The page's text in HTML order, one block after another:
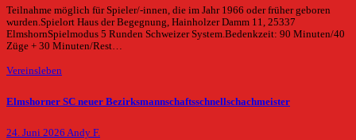
Teilnahme möglich für Spieler/-innen, die im Jahr 1966 oder früher geboren
wurden.Spielort Haus der Begegnung, Hainholzer Damm 11, 25337
ElmshornSpielmodus 5 Runden Schweizer System.Bedenkzeit: 90 Minuten/40
Züge + 30 Minuten/Rest…
Vereinsleben
Elmshorner SC neuer Bezirksmannschaftsschnellschachmeister
24. Juni 2026 Andy F.